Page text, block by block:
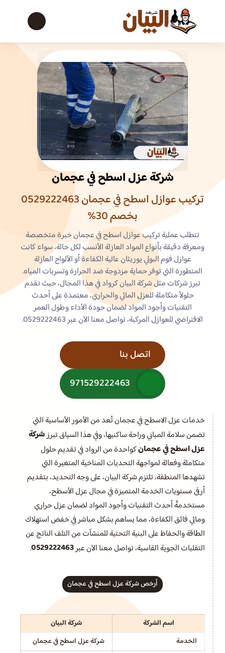
شركة عزل اسطح في عجمان
تركيب عوازل اسطح في عجمان 0529222463
بخصم 30%
تتطلب عملية تركيب عوازل اسطح في عجمان خبرة متخصصة
ومعرفة دقيقة بأنواع المواد العازلة الأنسب لكل حالة، سواء كانت
عوازل فوم البولي يوريثان عالية الكفاءة أو الألواح العازلة
المتطورة التي توفر حماية مزدوجة ضد الحرارة وتسربات المياه.
تبرز شركات مثل شركة البيان كرواد في هذا المجال، حيث تقدم
حلولاً متكاملة للعزل المائي والحراري، معتمدة على أحدث
التقنيات وأجود المواد لضمان جودة الأداء وطول العمر
الافتراضي للعوازل المركبة، تواصل معنا الآن عبر 0529222463.
اتصل بنا
971529222463
خدمات عزل الاسطح في عجمان تُعد من الأمور الأساسية التي
تضمن سلامة المباني وراحة ساكنيها، وفي هذا السياق تبرزشركة
عزل اسطح في عجمانكواحدة من الرواد في تقديم حلول
متكاملة وفعالة لمواجهة التحديات المناخية المتغيرة التي
تشهدها المنطقة، تلتزم شركة البيان، على وجه التحديد، بتقديم
أرقى مستويات الخدمة المتميزة في مجال عزل الأسطح،
مستخدمةً أحدث التقنيات وأجود المواد لضمان عزل حراري
ومائي فائق الكفاءة، مما يساهم بشكل مباشر في خفض استهلاك
الطاقة والحفاظ على البنية التحتية للمنشآت من التلف الناتج عن
التقلبات الجوية القاسية، تواصل معنا الآن عبر0529222463
.
أرخص شركة عزل اسطح في عجمان
اسم الشركة
شركة البيان
الخدمة
شركة عزل اسطح في عجمان